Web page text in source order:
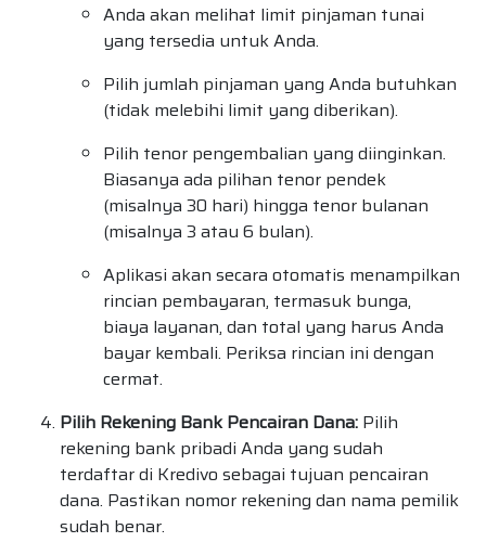
Anda akan melihat limit pinjaman tunai
yang tersedia untuk Anda.
Pilih jumlah pinjaman yang Anda butuhkan
(tidak melebihi limit yang diberikan).
Pilih tenor pengembalian yang diinginkan.
Biasanya ada pilihan tenor pendek
(misalnya 30 hari) hingga tenor bulanan
(misalnya 3 atau 6 bulan).
Aplikasi akan secara otomatis menampilkan
rincian pembayaran, termasuk bunga,
biaya layanan, dan total yang harus Anda
bayar kembali. Periksa rincian ini dengan
cermat.
Pilih Rekening Bank Pencairan Dana: Pilih
rekening bank pribadi Anda yang sudah
terdaftar di Kredivo sebagai tujuan pencairan
dana. Pastikan nomor rekening dan nama pemilik
sudah benar.